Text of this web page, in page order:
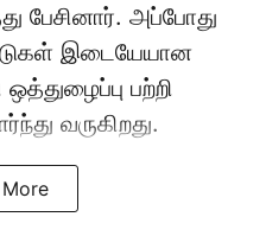
பேசினார். அப்போது
இடையேயான
பற்றி
வருகிறது.